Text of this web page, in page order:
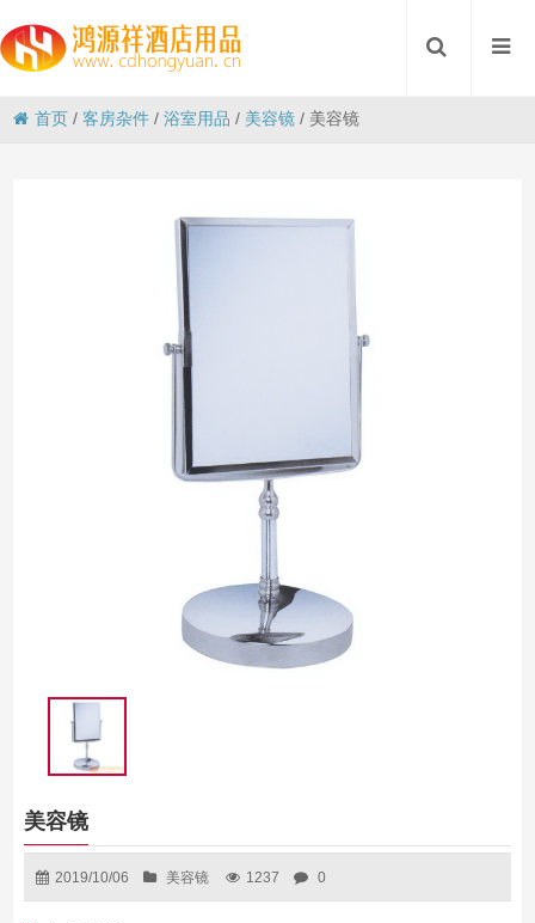
首页 /客房杂件 /浴室用品 / 美容镜 / 美容镜
美容镜
2019/10/06 美容镜 1237 0